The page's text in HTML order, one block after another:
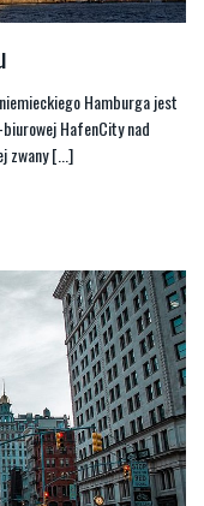
Hamburga jest
HafenCity nad
zwany [...]